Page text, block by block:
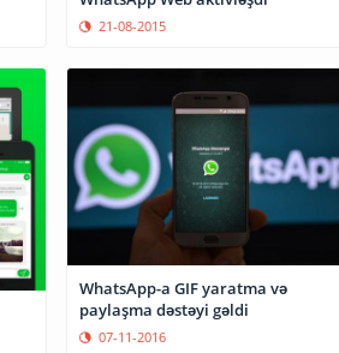
21-08-2015
WhatsApp-a GIF yaratma və
paylaşma dəstəyi gəldi
07-11-2016